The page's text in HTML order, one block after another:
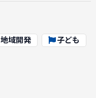
地域開発
子ども